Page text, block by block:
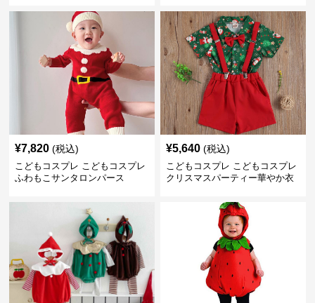
¥7,820 (税込)
こどもコスプレ こどもコスプレ
ふわもこサンタロンパース
¥5,640 (税込)
こどもコスプレ こどもコスプレ
クリスマスパーティー華やか衣